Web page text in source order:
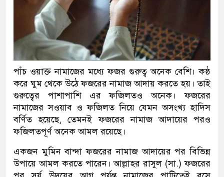
পাঁচ ওয়াক্ত নামাজের মধ্যে ফজর গুরুত্ব অনেক বেশি। কষ্ঠ
করে ঘুম থেকে উঠে ফজরের নামাজ আদায় করতে হয়। তাই
গুরুত্বের পাশাপাশি এর ফজিলতও অনেক। ফজরের
নামাজের সওয়াব ও ফজিলত নিয়ে যেমন অসংখ্য হাদিস
বর্ণিত হয়েছে, তেমনই ফজরের নামাজ আদায়ের পরও
ফজিলতপূর্ণ অনেক আমল রয়েছে।
একজন মুমিন বান্দা ফজরের নামাজ আদায়ের পর বিভিন্ন
উপায়ে আমল করতে পারেন। আল্লাহর রাসুল (সা.) ফজরের